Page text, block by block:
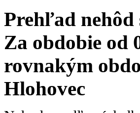
Prehľad nehôd
Za obdobie od
rovnakým
Hlohovec